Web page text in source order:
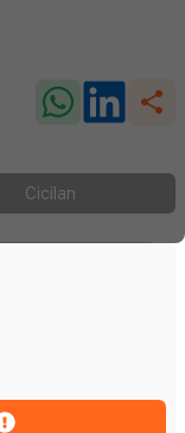
Cicilan